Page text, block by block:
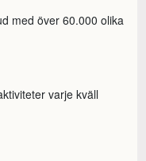
med över 60.000 olika
varje kväll